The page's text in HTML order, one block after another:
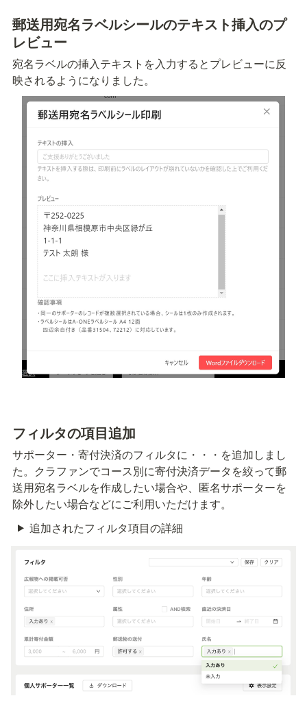
郵送用宛名ラベルシールのテキスト挿入のプ
レビュー
宛名ラベルの挿入テキストを入力するとプレビューに反
映されるようになりました。
フィルタの項目追加
サポーター・寄付決済のフィルタに ・ ・ ・ を追加しまし
た。クラファンでコース別に寄付決済データを絞って郵
送用宛名ラベルを作成したい場合や、匿名サポーターを
除外したい場合などにご利用いただけます。
追加されたフィルタ項目の詳細